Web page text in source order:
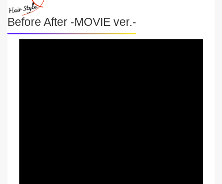
Before After -MOVIE ver.-